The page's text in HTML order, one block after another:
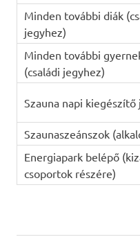
Minden további diák
jegyhez)
Minden további
(családi jegyhez)
Szauna napi kiegészítő
Szaunaszeánszok
Energiapark belépő
csoportok részére)